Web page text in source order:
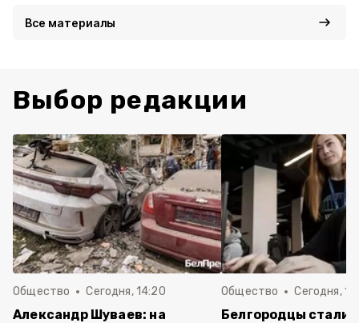
Все материалы
Выбор редакции
Общество Сегодня, 14:20
Александр Шуваев: на
Общество Сегодня,
Белгородцы стали